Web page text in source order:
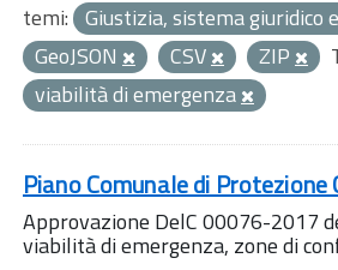
temi: Giustizia, sistema giuridico
GeoJSON
CSV ZIP
viabilità di emergenza
Piano Comunale di
Approvazione DelC 00076-2017
viabilità di emergenza, zone di